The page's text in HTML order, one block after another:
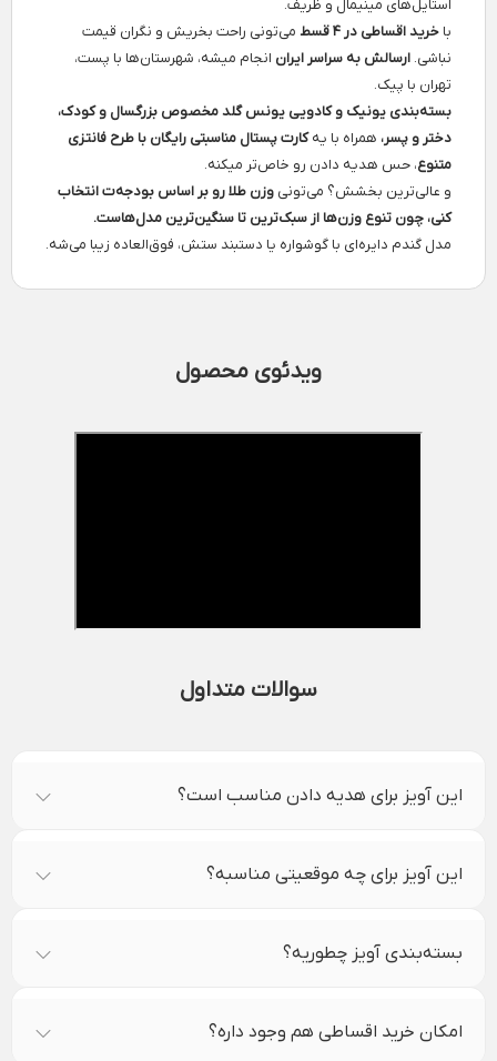
استایل‌های مینیمال و ظریف.
با خرید اقساطی در ۴ قسط
می‌تونی راحت بخریش و نگران قیمت
نباشی. ارسالش به سراسر ایران انجام میشه، شهرستان‌ها با پست،
تهران با پیک.
بسته‌بندی یونیک و کادویی یونس گلد مخصوص بزرگسال و کودک،
دختر و پسر، همراه با یهکارت پستال مناسبتی رایگان با طرح فانتزی
متنوع، حس هدیه دادن رو خاص‌تر میکنه.
و عالی‌ترین بخشش؟ می‌تونی وزن طلا رو بر اساس بودجه‌ت انتخاب
کنی، چون تنوع وزن‌ها از سبک‌ترین تا سنگین‌ترین مدل‌هاست.
مدل گندم دایره‌ای با گوشواره یا دستبند ستش، فوق‌العاده زیبا می‌شه.
ویدئوی محصول
سوالات متداول
این آویز برای هدیه دادن مناسب است؟
این آویز برای چه موقعیتی مناسبه؟
بسته‌بندی آویز چطوریه؟
امکان خرید اقساطی هم وجود داره؟